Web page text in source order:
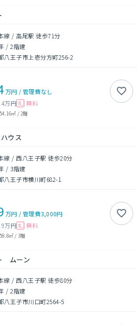
線 / 高尾駅 徒歩71分
/2階建
八王子市上壱分方町256-2
万円 /管理費なし
万円 礼 無料
54.16㎡ / 2階
ウス
線 / 西八王子駅 徒歩20分
/ 3階建
八王子市横川町682-1
万円 /管理費3,000円
万円 礼 無料
58.8㎡ / 3階
ムーン
線 / 西八王子駅 徒歩80分
/2階建
八王子市川口町2564-5